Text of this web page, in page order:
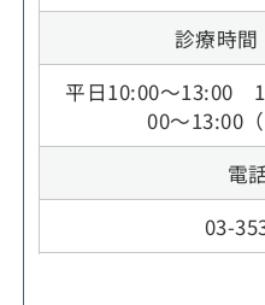
診療時間
平日10:00～13:00
00～13:00
電
03-